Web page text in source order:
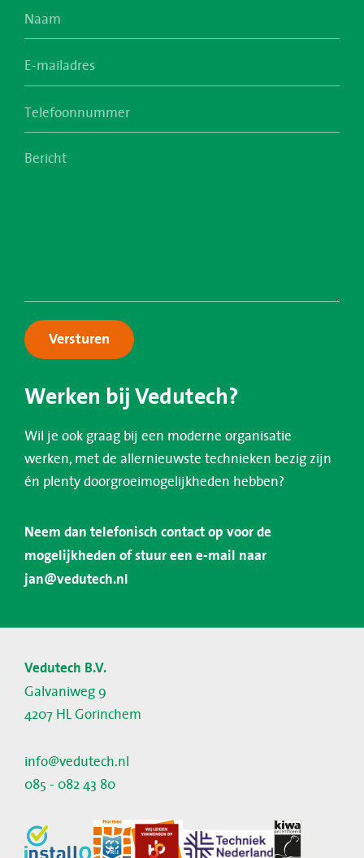
Versturen
Werken bij Vedutech?
Wil je ook graag bij een moderne organisatie
werken, met de allernieuwste technieken bezig zijn
én plenty doorgroeimogelijkheden hebben?
Neem dan telefonisch contact op voor de
mogelijkheden of stuur een e-mail naar
jan@vedutech.nl
Vedutech B.V.
Galvaniweg 9
4207 HL Gorinchem
info@vedutech.nl
085 - 082 43 80